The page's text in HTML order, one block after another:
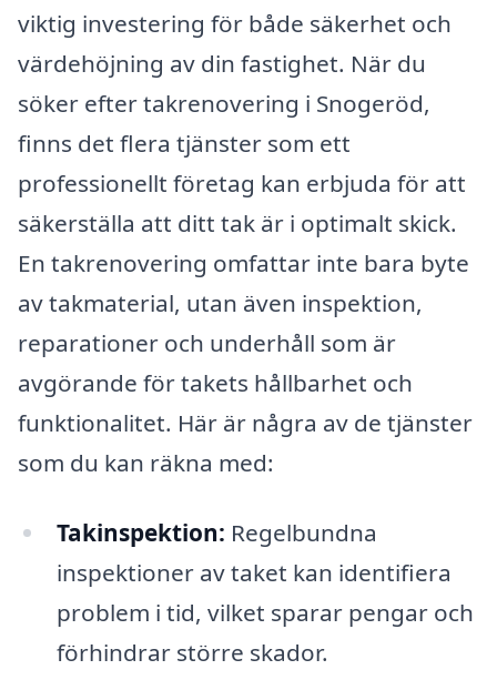
viktig investering för både säkerhet och
värdehöjning av din fastighet. När du
söker efter takrenovering i Snogeröd,
finns det flera tjänster som ett
professionellt företag kan erbjuda för att
säkerställa att ditt tak är i optimalt skick.
En takrenovering omfattar inte bara byte
av takmaterial, utan även inspektion,
reparationer och underhåll som är
avgörande för takets hållbarhet och
funktionalitet. Här är några av de tjänster
som du kan räkna med:
Takinspektion: Regelbundna
inspektioner av taket kan identifiera
problem i tid, vilket sparar pengar och
förhindrar större skador.